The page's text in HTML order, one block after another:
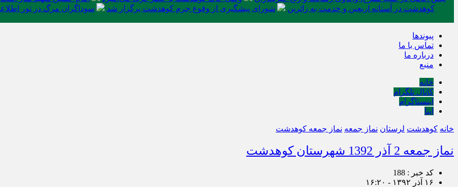
کوهدشت در آستانه اربعین و خدمت‌ به زائرین
شورای پیشگیری از وقوع جرم کوهدشت برگزار شد سوداگران مرگ در تور
پیوندها
تماس با ما
درباره ما
منبع
خانه
کانال تلگرام
اینستاگرام
ایتا
خانه کوهدشت لرستان نماز جمعه نماز جمعه کوهدشت
نماز جمعه 2 آذر 1392 شهرستان کوهدشت
کد خبر : 188
۱۶ آذر ۱۳۹۲ - ۱۶:۲۰